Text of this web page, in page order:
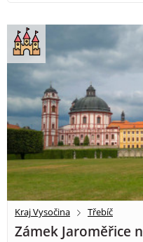
Kraj Vysočina Třebíč
Zámek Jaroměřice